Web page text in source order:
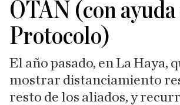
OTAN (con ayuda
Protocolo)
El año pasado, en La Haya,
mostrar distanciamiento
resto de los aliados, y